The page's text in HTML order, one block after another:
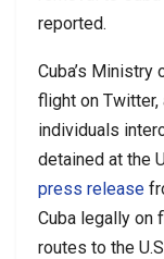
reported.
Cuba’s
flight on
individuals
detained at the
press release
Cuba legally on
routes to the